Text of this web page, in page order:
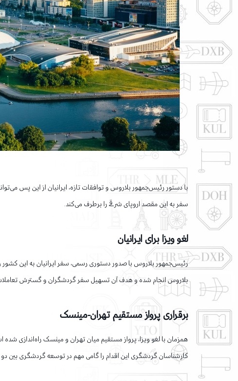
با دستور رئیس‌جمهور بلاروس و توافقات تازه، ایرانیان از این پس
سفر به این مقصد اروپای شرقی را برطرف می‌کند.
لغو ویزا برای ایرانیان
رئیس‌جمهور بلاروس با صدور دستوری رسمی، سفر ایرانیان به این کشور را
بلاروس انجام شده و هدف آن تسهیل سفر گردشگران و گسترش
برقراری پرواز مستقیم تهران-مینسک
همزمان با لغو ویزا، پرواز مستقیم میان تهران و مینسک راه‌اندازی شده
کارشناسان گردشگری این اقدام را گامی مهم در توسعه گردشگری بین دو